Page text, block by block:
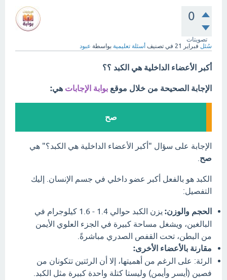
0
تصويتات
سُئل فبراير 21 في تصنيف أسئلة تعليمية بواسطة عبود
أكبر الأعضاء الداخلية هي الكبد ؟؟
الإجابة الصحيحة من خلال موقع بوابة الإجابات هي:
صح
الإجابة على سؤال "أكبر الأعضاء الداخلية هي الكبد؟" هي
صح
الكبد هو بالفعل أكبر عضو داخلي في جسم الإنسان. إليك
التفصيل:
الحجم والوزن:
يزن الكبد حوالي 1.4 - 1.6 كيلوجرام في
البالغين، ويشغل مساحة كبيرة في الجزء العلوي الأيمن
من البطن، تحت القفص الصدري مباشرةً.
مقارنة بالأعضاء الأخرى:
الرئة: على الرغم من أهميتها، إلا أن الرئتين تتكونان من
فصين (أيسر وأيمن) وليستا كتلة واحدة كبيرة مثل الكبد.